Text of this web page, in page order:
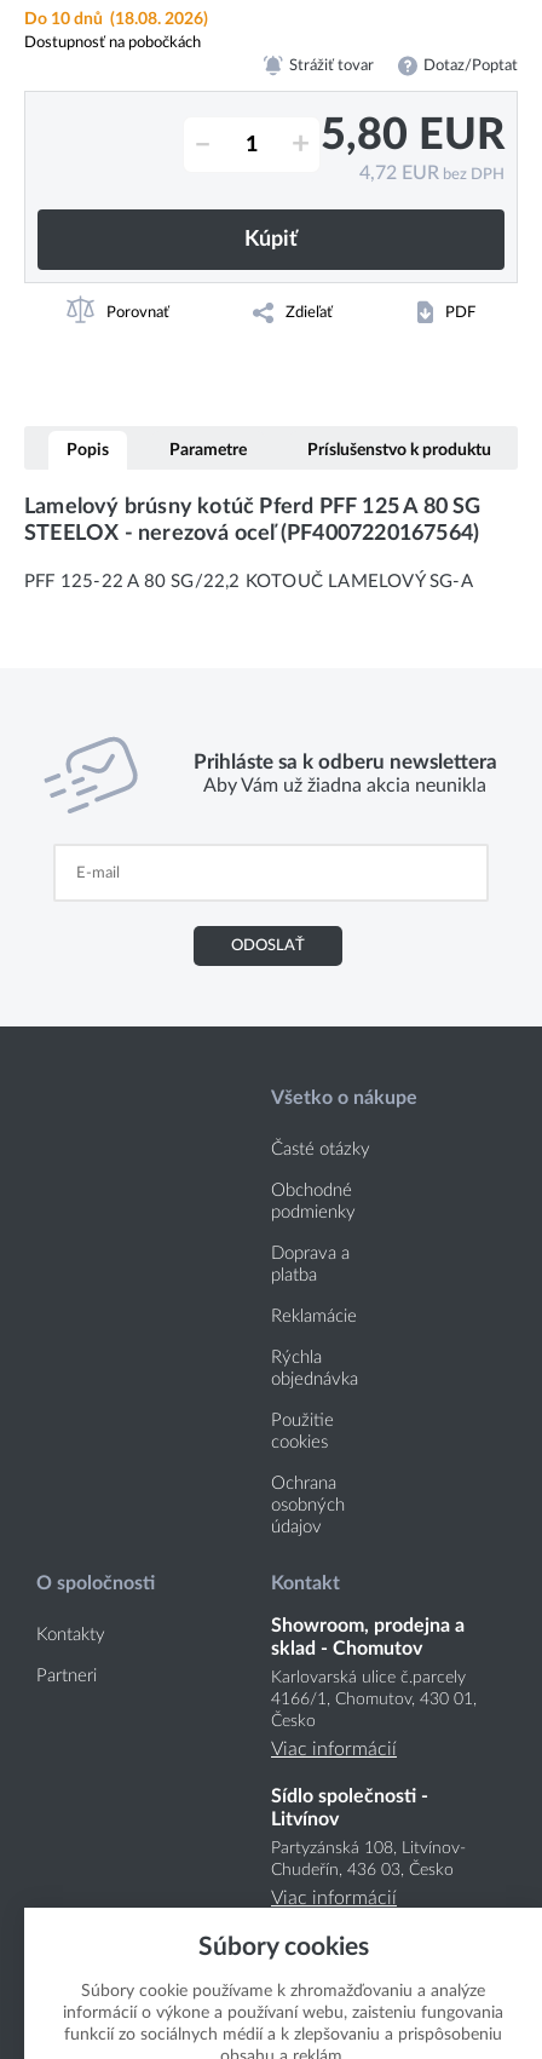
Do 10 dnů (18.08. 2026)
Dostupnosť na pobočkách
Strážiť tovar Dotaz/Poptat
– + 5,80 EUR
4,72 EUR bez DPH
Kúpiť
Porovnať Zdieľať PDF
Popis Parametre Príslušenstvo k produktu
Lamelový brúsny kotúč Pferd PFF 125 A 80 SG
STEELOX - nerezová oceľ (PF4007220167564)
PFF 125-22 A 80 SG/22,2 KOTOUČ LAMELOVÝ SG-A
Prihláste sa k odberu newslettera
Aby Vám už žiadna akcia neunikla
ODOSLAŤ
Všetko o nákupe
Časté otázky
Obchodné
podmienky
Doprava a
platba
Reklamácie
Rýchla
objednávka
Použitie
cookies
Ochrana
osobných
údajov
O spoločnosti
Kontakty
Partneri
Kontakt
Showroom, prodejna a
sklad - Chomutov
Karlovarská ulice č.parcely
4166/1, Chomutov, 430 01,
Česko
Viac informácií
Sídlo společnosti -
Litvínov
Partyzánská 108, Litvínov-
Chudeřín, 436 03, Česko
Viac informácií
Súbory cookies
Súbory cookie používame k zhromažďovaniu a analýze
informácií o výkone a používaní webu, zaisteniu fungovania
funkcií zo sociálnych médií a k zlepšovaniu a prispôsobeniu